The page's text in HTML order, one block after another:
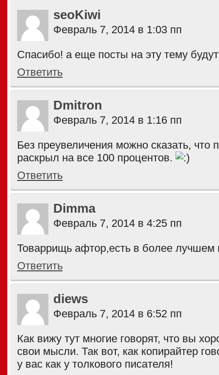
seoKiwi
Февраль 7, 2014 в 1:03 пп
Спасибо! а еще посты на эту тему
Ответить
Dmitron
Февраль 7, 2014 в 1:16 пп
Без преувеличения можно сказать, что
раскрыл на все 100 процентов.
Ответить
Dimma
Февраль 7, 2014 в 4:25 пп
Товаррищь афтор,есть в более лучшем
Ответить
diews
Февраль 7, 2014 в 6:52 пп
Как вижу тут многие говорят, что вы
свои мысли. Так вот, как копирайтер
у вас как у толкового писателя!